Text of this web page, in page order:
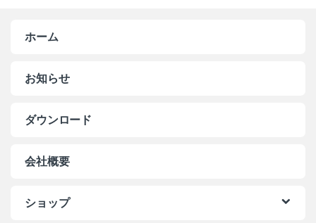
ホーム
お知らせ
ダウンロード
会社概要
ショップ